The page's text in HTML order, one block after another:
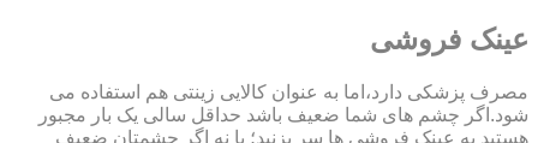
عینک فروشی
مصرف پزشکی دارد،اما به عنوان کالایی زینتی هم استفاده می
شود.اگر چشم های شما ضعیف باشد حداقل سالی یک بار مجبور
هستید به عینک فروشی ها سر بزنید؛ یا نه اگر چشمتان ضعیف